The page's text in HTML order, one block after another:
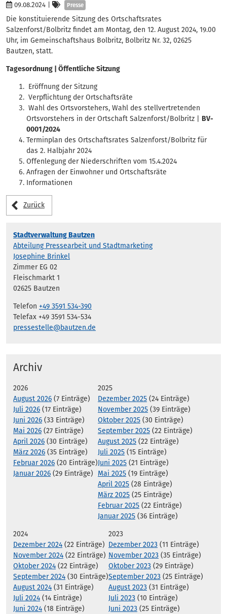
09.08.2024 Kategorien
Presse
Die konstituierende Sitzung des Ortschaftsrates
Salzenforst/Bolbritz findet am Montag, den 12. August 2024, 19.00
Uhr, im Gemeinschaftshaus Bolbritz, Bolbritz Nr. 32, 02625
Bautzen, statt.
Tagesordnung | Öffentliche Sitzung
Eröffnung der Sitzung
Verpflichtung der Ortschaftsräte
Wahl des Ortsvorstehers, Wahl des stellvertretenden
Ortsvorstehers in der Ortschaft Salzenforst/Bolbritz | BV-
0001/2024
Terminplan des Ortschaftsrates Salzenforst/Bolbritz für
das 2. Halbjahr 2024
Offenlegung der Niederschriften vom 15.4.2024
Anfragen der Einwohner und Ortschaftsräte
Informationen
Zurück
Stadtverwaltung Bautzen
Abteilung Pressearbeit und Stadtmarketing
Josephine Brinkel
Zimmer EG 02
Fleischmarkt 1
02625 Bautzen
Telefon +49 3591 534-390
Telefax +49 3591 534-534
pressestelle@bautzen.de
Archiv
2026
August 2026 (7 Einträge)
Juli 2026 (17 Einträge)
Juni 2026 (33 Einträge)
Mai 2026 (27 Einträge)
April 2026 (30 Einträge)
März 2026 (35 Einträge)
Februar 2026 (20 Einträge)
Januar 2026 (29 Einträge)
2025
Dezember 2025 (24 Einträge)
November 2025 (39 Einträge)
Oktober 2025 (30 Einträge)
September 2025 (22 Einträge)
August 2025 (22 Einträge)
Juli 2025 (15 Einträge)
Juni 2025 (21 Einträge)
Mai 2025 (19 Einträge)
April 2025 (28 Einträge)
März 2025 (25 Einträge)
Februar 2025 (22 Einträge)
Januar 2025 (36 Einträge)
2024
Dezember 2024 (22 Einträge)
November 2024 (22 Einträge)
Oktober 2024 (22 Einträge)
September 2024 (30 Einträge)
August 2024 (31 Einträge)
Juli 2024 (14 Einträge)
Juni 2024 (18 Einträge)
2023
Dezember 2023 (11 Einträge)
November 2023 (35 Einträge)
Oktober 2023 (29 Einträge)
September 2023 (25 Einträge)
August 2023 (31 Einträge)
Juli 2023 (10 Einträge)
Juni 2023 (25 Einträge)